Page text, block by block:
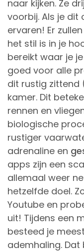
naar kijken. Ze
voorbij. Als je dit
ervaren! Er
het stil is in je
bereikt waar je
goed voor alle
dit rustig zittend
kamer. Dit
rennen en
biologische
rustiger
adrenaline en
apps zijn een
allemaal weer
hetzelfde doel.
Youtube en
uit! Tijdens een
besteed je
ademhaling.